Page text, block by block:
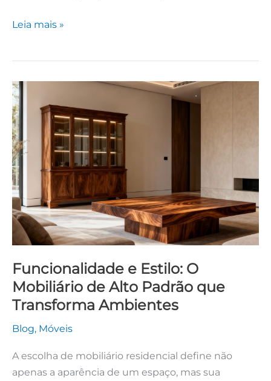
Leia mais »
Funcionalidade e Estilo: O
Mobiliário de Alto Padrão que
Transforma Ambientes
Blog, Móveis
A escolha de mobiliário residencial define não
apenas a aparência de um espaço, mas sua
Funcionalidade
e
Estilo:
O
Mobiliário
de
Alto
Padrão
que
Transforma